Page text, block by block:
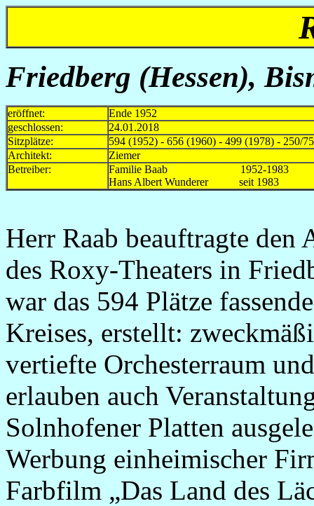
Friedberg (Hessen),
eröffnet:
Ende 1952
geschlossen:
24.01.2018
Sitzplätze:
594 (1952) - 656 (1960) - 499 (1978) - 250/
Architekt:
Ziemer
Betreiber:
Familie Baab 1952-1983
Hans Albert Wunderer seit 1983
Herr Raab beauftragte
des Roxy-Theaters in
war das 594 Plätze
Kreises, erstellt:
vertiefte Orchesterraum
erlauben auch
Solnhofener Platten
Werbung einheimischer
Farbfilm „Das Land des